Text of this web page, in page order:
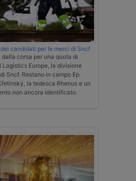
candidati per le merci di Sncf
dalla corsa per una quota di
Logistics Europe, la divisione
Sncf. Restano in campo Ep
la tedesca Rhenus e un
non ancora identificato.